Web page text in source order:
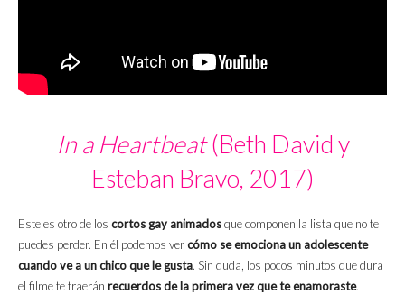
In a Heartbeat(Beth David y
Esteban Bravo, 2017)
Este es otro de los cortos gay animadosque componen la lista que no te
puedes perder. En él podemos vercómo se emociona un adolescente
cuando ve a un chico que le gusta. Sin duda, los pocos minutos que dura
el filme te traerán recuerdos de la primera vez que te enamoraste.